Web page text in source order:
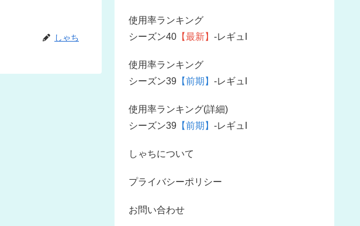
しゃち
使用率ランキング
シーズン40 【最新】 -レギュI
使用率ランキング
シーズン39 【前期】 -レギュI
使用率ランキング(詳細)
シーズン39 【前期】 -レギュI
しゃちについて
プライバシーポリシー
お問い合わせ